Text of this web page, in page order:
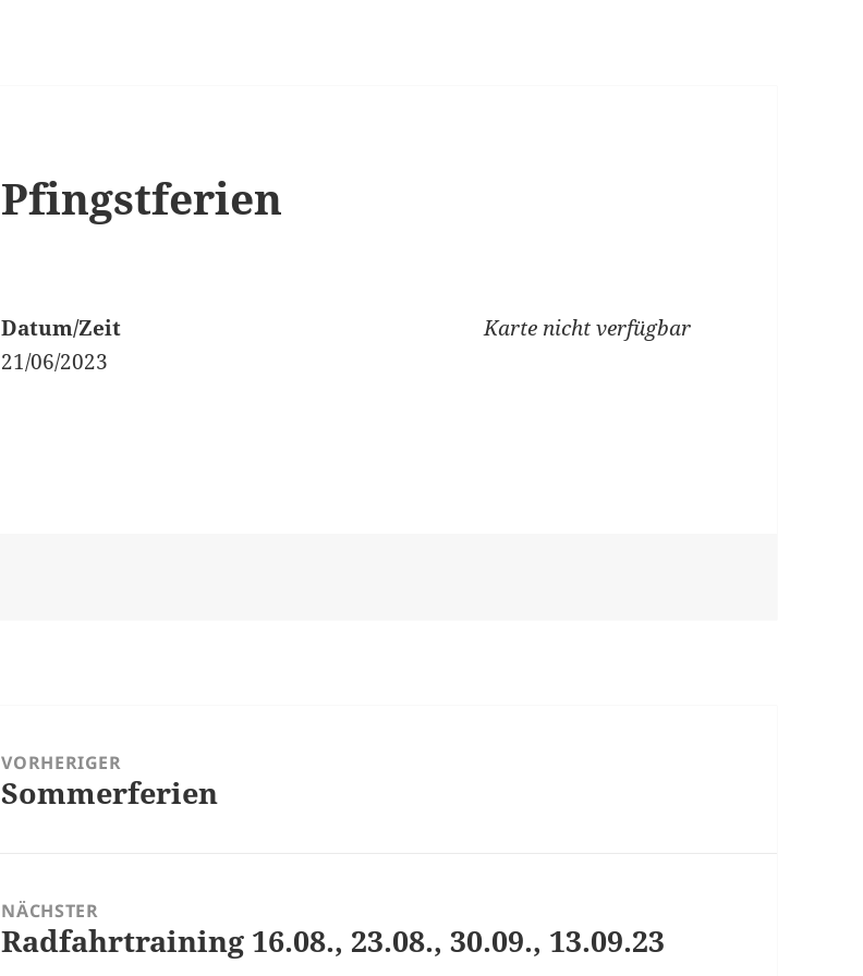
Pfingstferien
Karte nicht verfügbar
Datum/Zeit
21/06/2023
VORHERIGER
Vorheriger
Sommerferien
NÄCHSTER
Nächster
Radfahrtraining 16.08., 23.08., 30.09., 13.09.23